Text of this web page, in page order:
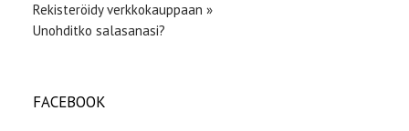
Rekisteröidy verkkokauppaan »
Unohditko salasanasi?
FACEBOOK